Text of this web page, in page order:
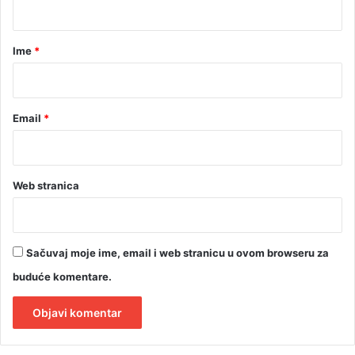
r
Ime *
Email *
Web stranica
Sačuvaj moje ime, email i web stranicu u ovom browseru za
buduće komentare.